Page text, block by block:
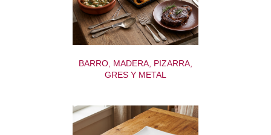
BARRO, MADERA, PIZARRA,
GRES Y METAL